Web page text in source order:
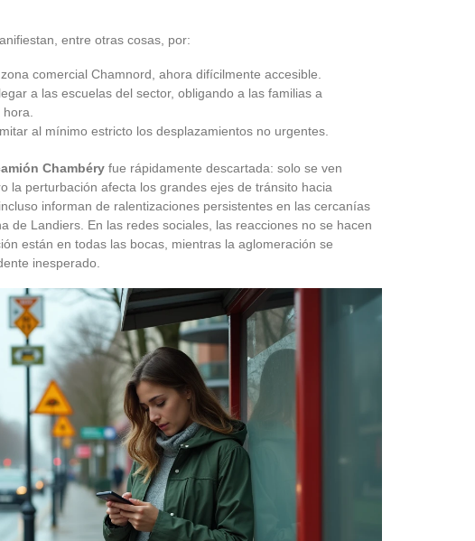
entre otras cosas, por:
comercial Chamnord, ahora difícilmente accesible.
a las escuelas del sector, obligando a las familias a
al mínimo estricto los desplazamientos no urgentes.
Chambéry fue rápidamente descartada: solo se ven
la perturbación afecta los grandes ejes de tránsito hacia
informan de ralentizaciones persistentes en las cercanías
de Landiers. En las redes sociales, las reacciones no se hacen
están en todas las bocas, mientras la aglomeración se
inesperado.